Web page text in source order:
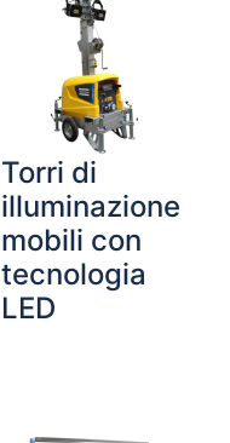
Torri di
illuminazione
mobili con
tecnologia
LED